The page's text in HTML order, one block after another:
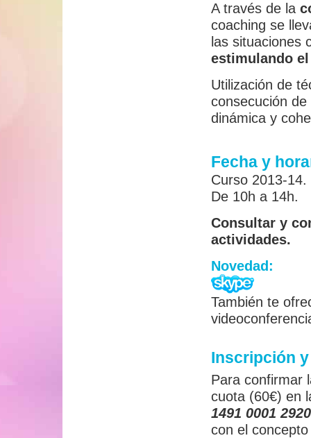
A través de la
coaching se
las situaciones
estimulando
Utilización de
consecución
dinámica y
Fecha y
Curso 2013-
De 10h a 14h.
Consultar y
actividades.
Novedad:
También te
Inscripción
Para confirmar
cuota (60€) en
1491 0001
con el